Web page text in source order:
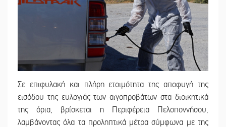
Σε επιφυλακή και πλήρη ετοιμότητα της αποφυγή της
εισόδου της ευλογιάς των αιγοπροβάτων στα διοικητικά
της όρια, βρίσκεται η Περιφέρεια Πελοποννήσου,
λαμβάνοντας όλα τα προληπτικά μέτρα σύμφωνα με της